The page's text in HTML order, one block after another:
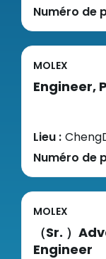
Numéro de
MOLEX
Engineer,
Lieu :
Numéro de
MOLEX
（Sr. ）
Engineer